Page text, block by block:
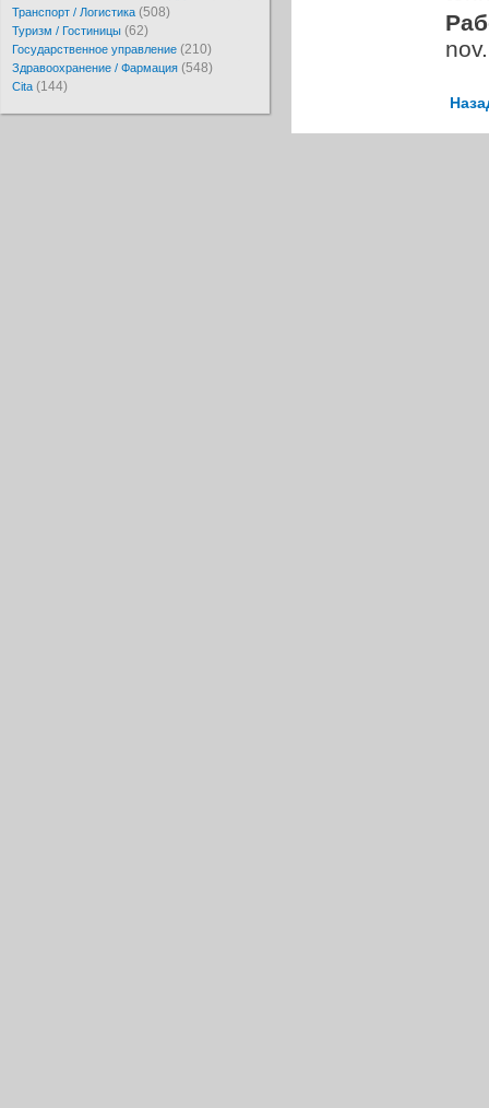
Транспорт / Логистика (508)
Туризм / Гостиницы (62)
Государственное управление (210)
Здравоохранение / Фармация (548)
Cita (144)
nov.